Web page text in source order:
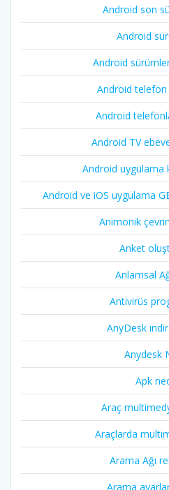
Android son
Android
Android
Android
Android
Android TV
Android uygulama
Android ve iOS uygulama
Animonik
Anket
Anlamsal
Antivirüs
AnyDesk
Anydesk
Apk
Araç
Araçlarda
Arama Ağı
Arama